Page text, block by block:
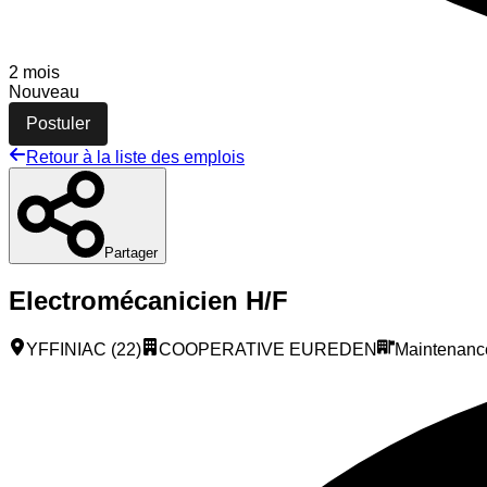
2 mois
Nouveau
Postuler
Retour à la liste des emplois
Partager
Electromécanicien H/F
YFFINIAC (22) COOPERATIVE EUREDEN